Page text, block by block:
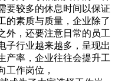
要较多的休息时间以保证
的素质与质量，企业除了
外，还要注意日常的员工
子行业越来越多，呈现出
产率，企业往往会提升工
工作岗位，